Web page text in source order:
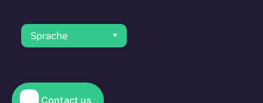
Sprache
© 2023 Electromaps
Contact us